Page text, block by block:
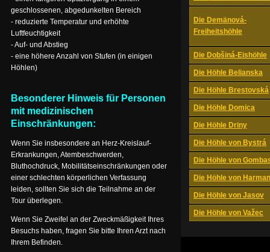
Die Demänová-
Freiheitshöhle
Die Dobšiná-Eishöhle
Die Höhle Belianska
Die Höhle Brestovská
Die Höhle Domica
Die Höhle Driny
Die Höhle von Bystrá
Die Höhle von
Die Höhle von
Die Höhle von Jasov
Die Höhle von Važec
geschlossenen, abgedunkelten Bereich
- reduzierte Temperatur und erhöhte
Luftfeuchtigkeit
- Auf- und Abstieg
- eine höhere Anzahl von Stufen (in einigen
Höhlen)
Besonderer Hinweis für Personen
mit medizinischen
Einschränkungen:
Wenn Sie insbesondere an Herz-Kreislauf-
Erkrankungen, Atembeschwerden,
Bluthochdruck, Mobilitätseinschränkungen oder
einer schlechten körperlichen Verfassung
leiden, sollten Sie sich die Teilnahme an der
Tour überlegen.
Wenn Sie Zweifel an der Zweckmäßigkeit Ihres
Besuchs haben, fragen Sie bitte Ihren Arzt nach
Ihrem Befinden.